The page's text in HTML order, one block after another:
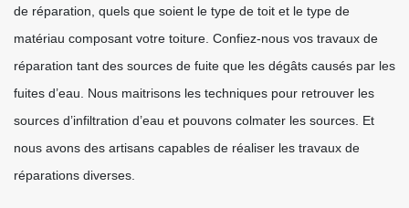
de réparation, quels que soient le type de toit et le type de
matériau composant votre toiture. Confiez-nous vos travaux de
réparation tant des sources de fuite que les dégâts causés par les
fuites d’eau. Nous maitrisons les techniques pour retrouver les
sources d’infiltration d’eau et pouvons colmater les sources. Et
nous avons des artisans capables de réaliser les travaux de
réparations diverses.